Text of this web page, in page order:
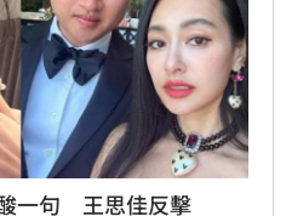
一句 王思佳反擊